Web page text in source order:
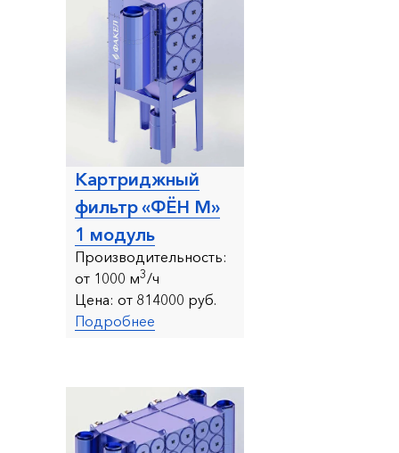
Картриджный
фильтр «ФЁН М»
1 модуль
Производительность:
от 1000 м3/ч
Цена: от 814000 руб.
Подробнее